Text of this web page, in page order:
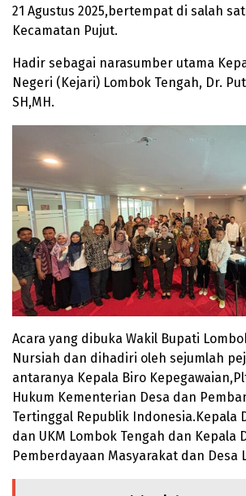
21 Agustus 2025,bertempat di salah
Kecamatan Pujut.
Hadir sebagai narasumber utama
Negeri (Kejari) Lombok Tengah, Dr.
SH,MH.
Acara yang dibuka Wakil Bupati
Nursiah dan dihadiri oleh sejumlah
antaranya Kepala Biro
Hukum Kementerian Desa dan
Tertinggal Republik Indonesia.Kepala
dan UKM Lombok Tengah dan Kepala
Pemberdayaan Masyarakat dan Desa